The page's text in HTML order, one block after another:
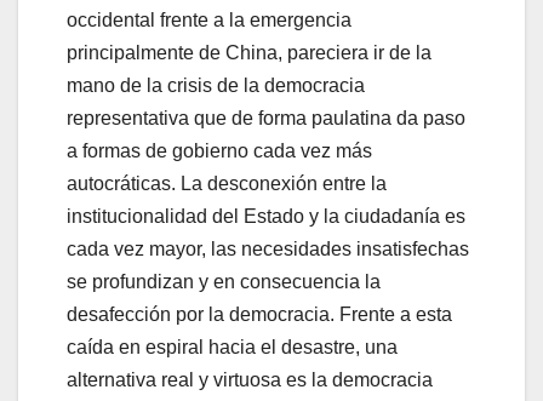
occidental frente a la emergencia
principalmente de China, pareciera ir de la
mano de la crisis de la democracia
representativa que de forma paulatina da paso
a formas de gobierno cada vez más
autocráticas. La desconexión entre la
institucionalidad del Estado y la ciudadanía es
cada vez mayor, las necesidades insatisfechas
se profundizan y en consecuencia la
desafección por la democracia. Frente a esta
caída en espiral hacia el desastre, una
alternativa real y virtuosa es la democracia